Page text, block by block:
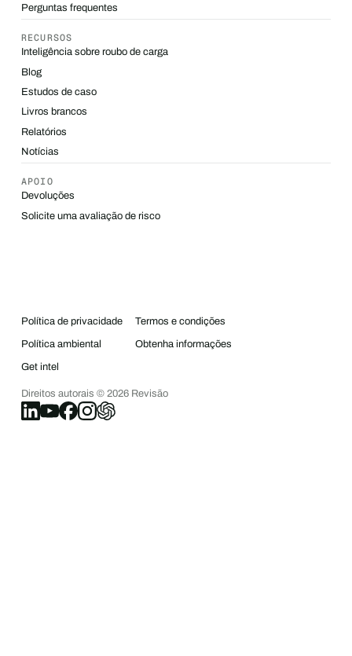
Perguntas frequentes
RECURSOS
Inteligência sobre roubo de carga
Blog
Estudos de caso
Livros brancos
Relatórios
Notícias
APOIO
Devoluções
Solicite uma avaliação de risco
Política de privacidade Termos e condições
Política ambiental Obtenha informações
Get intel
Direitos autorais © 2026Revisão